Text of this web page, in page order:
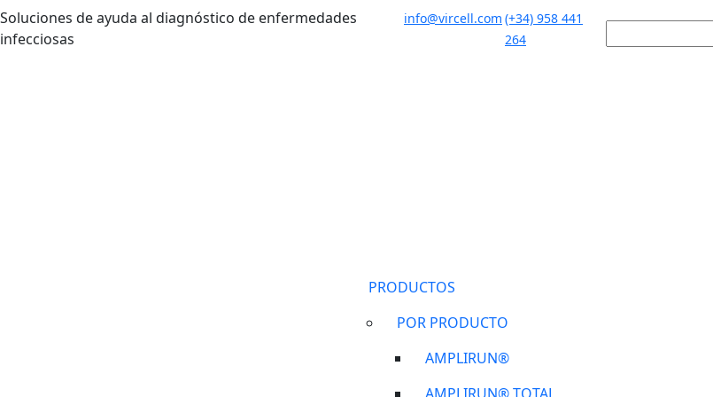
Pasar al contenido principal
Soluciones de ayuda al diagnóstico de enfermedades
infecciosas
info@vircell.com (+34) 958 441
264
PRODUCTOS
POR PRODUCTO
AMPLIRUN®